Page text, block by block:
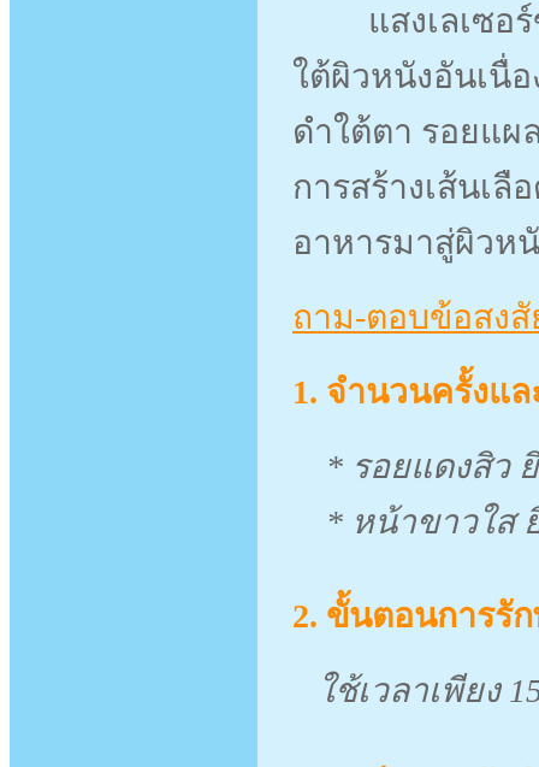
แสงเลเซอร์ข
ใต้ผิวหนังอันเนื่
ดำใต้ตา รอยแผ
การสร้างเส้นเลื
อาหารมาสู่ผิวห
ถาม-ตอบข้อสงสั
1. จำนวนครั้งแล
* รอยแดงสิว
* หน้าขาวใส ยิ
2. ขั้นตอนการรั
ใช้เวลาเพียง